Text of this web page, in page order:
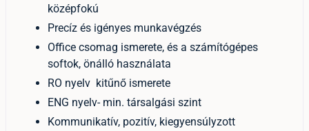
középfokú
Precíz és igényes munkavégzés
Office csomag ismerete, és a számítógépes
softok, önálló használata
RO nyelv kitűnő ismerete
ENG nyelv- min. társalgási szint
Kommunikatív, pozitív, kiegyensúlyzott